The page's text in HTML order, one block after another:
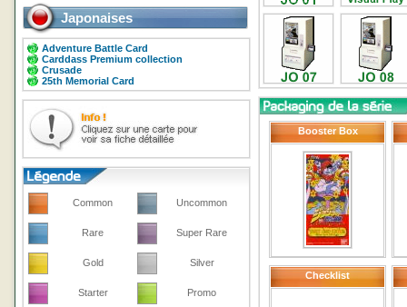
Japonaises
Adventure Battle Card
Carddass Premium collection
Crusade
25th Memorial Card
Common Uncommon
Rare Super Rare
Gold Silver
Starter Promo
Booster Box
Checklist